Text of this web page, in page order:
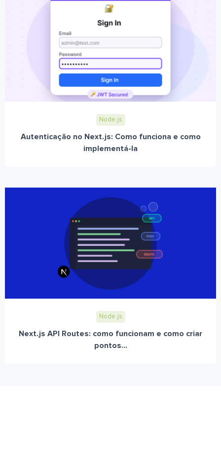
Node.js
Autenticação no Next.js: Como funciona e como
implementá-la
Node.js
Next.js API Routes: como funcionam e como criar
pontos...